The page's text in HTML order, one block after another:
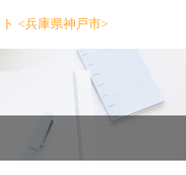
<兵庫県神戸市>